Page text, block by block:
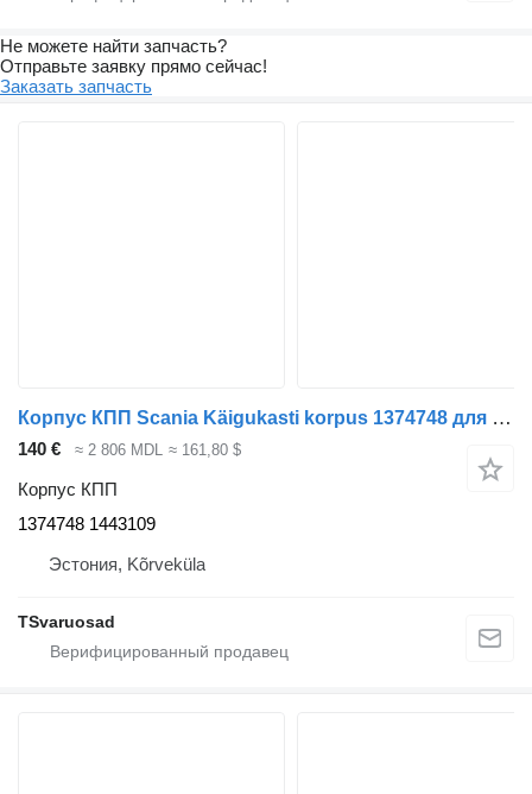
Не можете найти запчасть?
Отправьте заявку прямо сейчас!
Заказать запчасть
Корпус КПП Scania Käigukasti korpus 1374748 для тягача Scania
140 € ≈ 2 806 MDL ≈ 161,80 $
Корпус КПП
1374748 1443109
Эстония, Kõrveküla
TSvaruosad